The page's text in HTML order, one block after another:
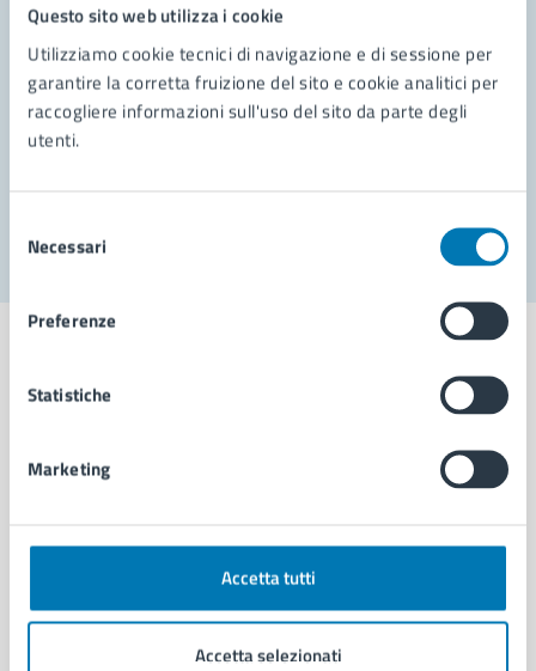
Questo sito web utilizza i cookie
Utilizziamo cookie tecnici di navigazione e di sessione per
garantire la corretta fruizione del sito e cookie analitici per
raccogliere informazioni sull'uso del sito da parte degli
utenti.
delNecessari
Preferenze
Statistiche
Marketing
Accetta tutti
Accetta selezionati
Richiedi assistenza
Prenota appuntamento
Problemi in città
Aree amministrative
Uffici